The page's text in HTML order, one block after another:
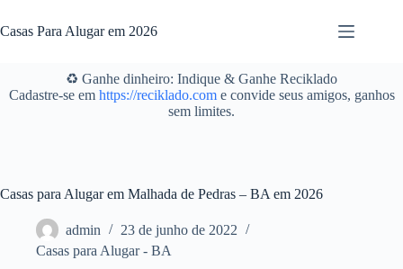
para
o
Casas Para Alugar em 2026
♻️ Ganhe dinheiro: Indique & Ganhe Reciklado
Cadastre-se em https://reciklado.come convide seus amigos, ganhos
sem limites.
Casas para Alugar em Malhada de Pedras – BA em 2026
admin
23 de junho de 2022
Casas para Alugar - BA